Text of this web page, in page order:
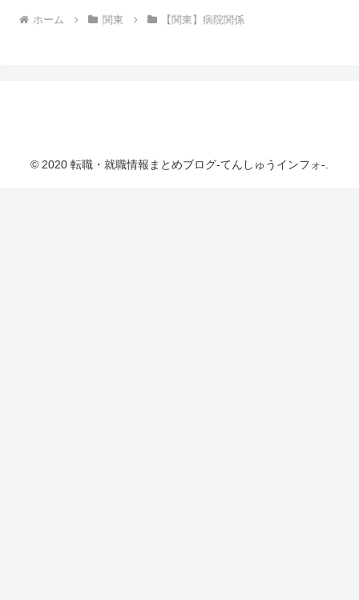
ホーム 関東 【関東】病院関係
© 2020 転職・就職情報まとめブログ-てんしゅうインフォ-.